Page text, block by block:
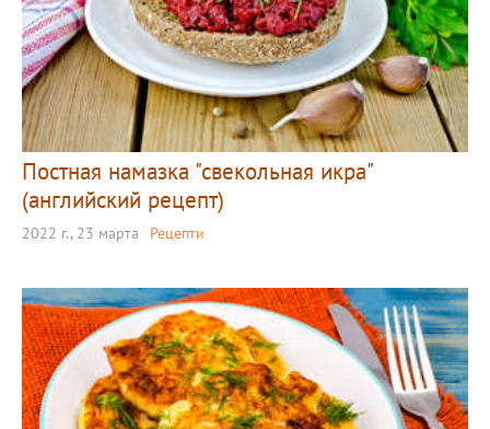
Постная намазка "свекольная икра"
(английский рецепт)
2022 г., 23 марта Рецепти